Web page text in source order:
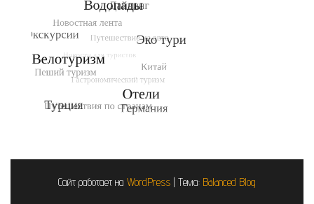
Сайт работает на WordPress | Тема: Balanced Blog